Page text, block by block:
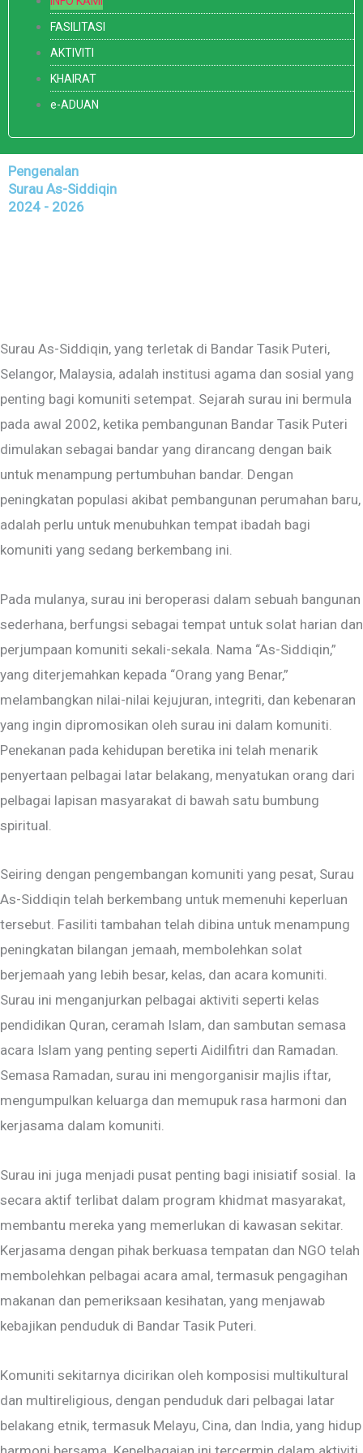
FASILITASI
AKTIVITI
KHAIRAT
e-ADUAN
Pengenalan
Surau As-Siddiqin
2024 - 2026
Surau As-Siddiqin, yang terletak di Bandar Tasik Puteri,
Selangor, Malaysia, adalah institusi agama dan sosial yang
penting bagi komuniti setempat. Sejarah surau ini bermula
pada awal 2002, ketika pembangunan Bandar Tasik Puteri
dimulakan sebagai bandar yang dirancang dengan baik
untuk menampung pertumbuhan bandar. Dengan
peningkatan populasi akibat pembangunan perumahan baru,
adalah perlu untuk menubuhkan tempat ibadah bagi
komuniti yang sedang berkembang ini.
Pada mulanya, surau ini beroperasi dalam sebuah bangunan
sederhana, berfungsi sebagai tempat untuk solat harian dan
perjumpaan komuniti sekali-sekala. Nama “As-Siddiqin,”
yang diterjemahkan kepada “Orang yang Benar,”
melambangkan nilai-nilai kejujuran, integriti, dan kebenaran
yang ingin dipromosikan oleh surau ini dalam komuniti.
Penekanan pada kehidupan beretika ini telah menarik
penyertaan pelbagai latar belakang, menyatukan orang dari
pelbagai lapisan masyarakat di bawah satu bumbung
spiritual.
Seiring dengan pengembangan komuniti yang pesat, Surau
As-Siddiqin telah berkembang untuk memenuhi keperluan
tersebut. Fasiliti tambahan telah dibina untuk menampung
peningkatan bilangan jemaah, membolehkan solat
berjemaah yang lebih besar, kelas, dan acara komuniti.
Surau ini menganjurkan pelbagai aktiviti seperti kelas
pendidikan Quran, ceramah Islam, dan sambutan semasa
acara Islam yang penting seperti Aidilfitri dan Ramadan.
Semasa Ramadan, surau ini mengorganisir majlis iftar,
mengumpulkan keluarga dan memupuk rasa harmoni dan
kerjasama dalam komuniti.
Surau ini juga menjadi pusat penting bagi inisiatif sosial. Ia
secara aktif terlibat dalam program khidmat masyarakat,
membantu mereka yang memerlukan di kawasan sekitar.
Kerjasama dengan pihak berkuasa tempatan dan NGO telah
membolehkan pelbagai acara amal, termasuk pengagihan
makanan dan pemeriksaan kesihatan, yang menjawab
kebajikan penduduk di Bandar Tasik Puteri.
Komuniti sekitarnya dicirikan oleh komposisi multikultural
dan multireligious, dengan penduduk dari pelbagai latar
belakang etnik, termasuk Melayu, Cina, dan India, yang hidup